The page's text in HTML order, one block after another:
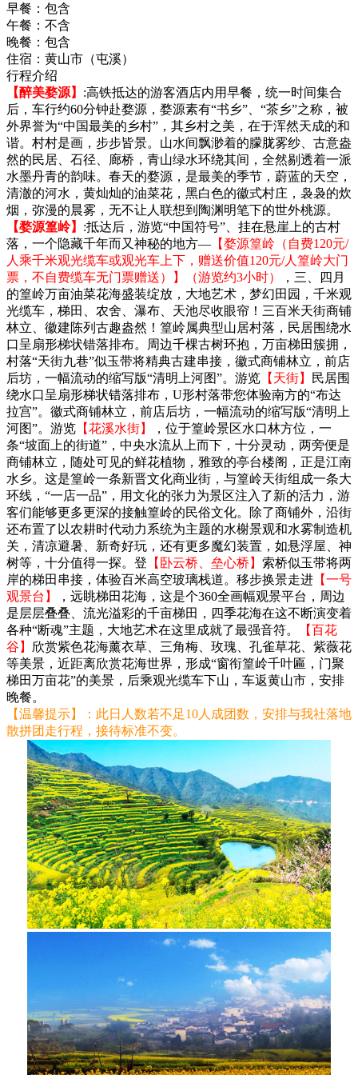
早餐： 包含
午餐： 不含
晚餐： 包含
住宿： 黄山市（屯溪）
行程介绍
【醉美婺源】 :高铁抵达的游客酒店内用早餐，统一时间集合
后，车行约60分钟赴婺源，婺源素有“书乡”、“茶乡”之称，被
外界誉为“中国最美的乡村”，其乡村之美，在于浑然天成的和
谐。村村是画，步步皆景。山水间飘渺着的朦胧雾纱、古意盎
然的民居、石径、廊桥，青山绿水环绕其间，全然剔透着一派
水墨丹青的韵味。春天的婺源，是最美的季节，蔚蓝的天空，
清澈的河水，黄灿灿的油菜花，黑白色的徽式村庄，袅袅的炊
烟，弥漫的晨雾，无不让人联想到陶渊明笔下的世外桃源。
【婺源篁岭】 :抵达后，游览“中国符号”、挂在悬崖上的古村
落，一个隐藏千年而又神秘的地方— 【婺源篁岭（自费120元/
人乘千米观光缆车或观光车上下，赠送价值120元/人篁岭大门
票，不自费缆车无门票赠送）】（游览约3小时）
，三、四月
的篁岭万亩油菜花海盛装绽放，大地艺术，梦幻田园，千米观
光缆车，梯田、农舍、瀑布、天池尽收眼帘！三百米天街商铺
林立、徽建陈列古趣盎然！篁岭属典型山居村落，民居围绕水
口呈扇形梯状错落排布。周边千棵古树环抱，万亩梯田簇拥，
村落“天街九巷”似玉带将精典古建串接，徽式商铺林立，前店
后坊，一幅流动的缩写版“清明上河图”。游览 【天街】
民居围
绕水口呈扇形梯状错落排布，U形村落带您体验南方的“布达
拉宫”。徽式商铺林立，前店后坊，一幅流动的缩写版“清明上
河图”。游览 【花溪水街】
，位于篁岭景区水口林方位，一
条“坡面上的街道”，中央水流从上而下，十分灵动，两旁便是
商铺林立，随处可见的鲜花植物，雅致的亭台楼阁，正是江南
水乡。这是篁岭一条新晋文化商业街，与篁岭天街组成一条大
环线，“一店一品”，用文化的张力为景区注入了新的活力，游
客们能够更多更深的接触篁岭的民俗文化。除了商铺外，沿街
还布置了以农耕时代动力系统为主题的水榭景观和水雾制造机
关，清凉避暑、新奇好玩，还有更多魔幻装置，如悬浮屋、神
树等，十分值得一探。登 【卧云桥、垒心桥】 索桥似玉带将两
岸的梯田串接，体验百米高空玻璃栈道。移步换景走进 【一号
观景台】
，远眺梯田花海，这是个360全画幅观景平台，周边
是层层叠叠、流光溢彩的千亩梯田，四季花海在这不断演变着
各种“断魂”主题，大地艺术在这里成就了最强音符。
【百花
谷】 欣赏紫色花海薰衣草、三角梅、玫瑰、孔雀草花、紫薇花
等美景，近距离欣赏花海世界，形成“窗衔篁岭千叶匾，门聚
梯田万亩花”的美景，后乘观光缆车下山，车返黄山市，安排
晚餐。
【温馨提示】：此日人数若不足10人成团数，安排与我社落地
散拼团走行程，接待标准不变。